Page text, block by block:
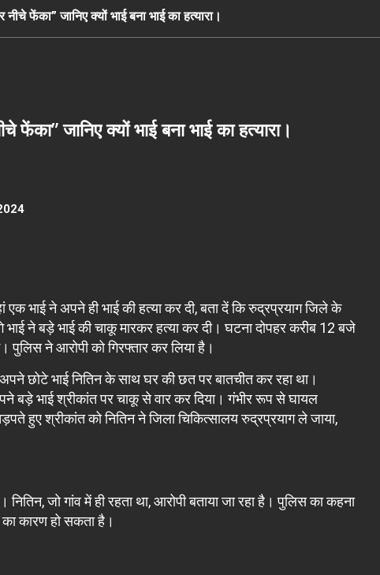
फेंका” जानिए क्यों भाई बना भाई का हत्यारा।
जानिए क्यों भाई बना भाई का हत्यारा।
भाई ने अपने ही भाई की हत्या कर दी, बता दें कि रुद्रप्रयाग जिले के
भाई ने बड़े भाई की चाकू मारकर हत्या कर दी। घटना दोपहर करीब 12 बजे
पुलिस ने आरोपी को गिरफ्तार कर लिया है।
छोटे भाई नितिन के साथ घर की छत पर बातचीत कर रहा था।
बड़े भाई श्रीकांत पर चाकू से वार कर दिया। गंभीर रूप से घायल
हुए श्रीकांत को नितिन ने जिला चिकित्सालय रुद्रप्रयाग ले जाया,
जो गांव में ही रहता था, आरोपी बताया जा रहा है। पुलिस का कहना
कारण हो सकता है।